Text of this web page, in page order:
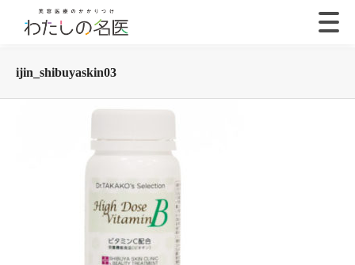
ijin_shibuyaskin03